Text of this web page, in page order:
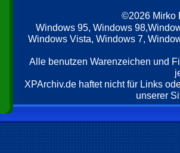
©2026 Mirko
Windows 95, Windows
Windows Vista, Windows 7,
Alle benutzen Warenzeichen und
XPArchiv.de haftet nicht für Links
unserer